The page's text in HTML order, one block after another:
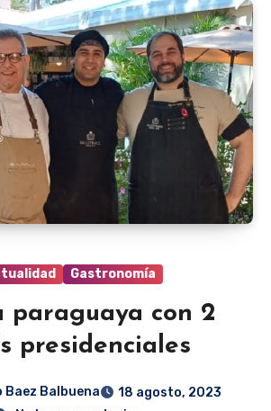
Gastronomía
paraguaya con 2
presidenciales
Baez Balbuena
18 agosto, 2023